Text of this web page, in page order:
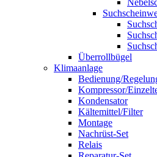
Überrollbügel
Klimaanlage
Bedienung/
Kompressor/
Kondensator
Kältemittel/Filter
Montage
Nachrüst-Set
Relais